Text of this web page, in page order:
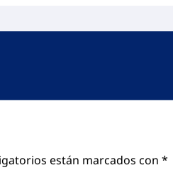
están marcados con *